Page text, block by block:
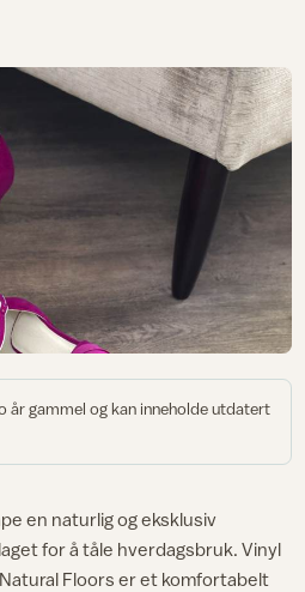
år gammel og kan inneholde utdatert
en naturlig og eksklusiv
for å tåle hverdagsbruk. Vinyl
Floors er et komfortabelt